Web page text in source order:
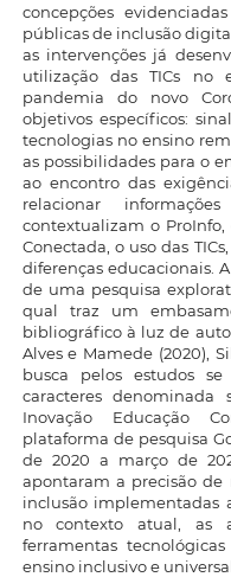
concepções
públicas de inclusão
as intervenções já
utilização das TICs no
pandemia do novo
objetivos específicos:
tecnologias no ensino
as possibilidades para o
ao encontro das
relacionar
contextualizam o
Conectada, o uso das
diferenças educacionais.
de uma pesquisa
qual traz um
bibliográfico à luz de
Alves e Mamede (2020),
busca pelos estudos
caracteres denominada
Inovação Educação
plataforma de pesquisa
de 2020 a março de
apontaram a precisão
inclusão implementadas
no contexto atual, as
ferramentas
ensino inclusivo e